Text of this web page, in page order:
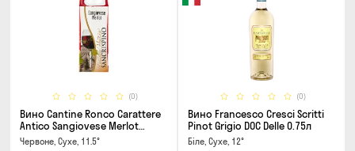
(0)
Вино Cantine Ronco Carattere
Antico Sangiovese Merlot
Rubicone IGT 0.25л
Червоне, Сухе, 11.5°
(0)
Вино Francesco Cresci Scritti
Pinot Grigio DOC Delle 0.75л
Біле, Сухе, 12°